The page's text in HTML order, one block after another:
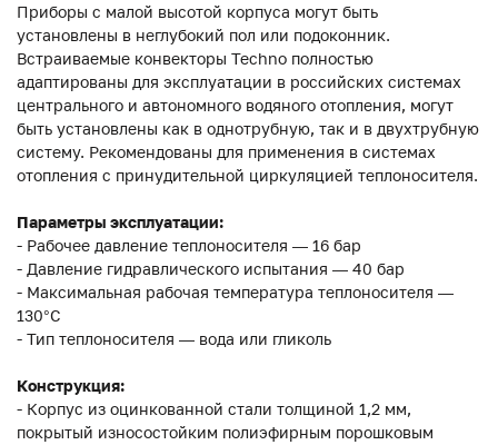
Приборы с малой высотой корпуса могут быть
установлены в неглубокий пол или подоконник.
Встраиваемые конвекторы Techno полностью
адаптированы для эксплуатации в российских системах
центрального и автономного водяного отопления, могут
быть установлены как в однотрубную, так и в двухтрубную
систему. Рекомендованы для применения в системах
отопления с принудительной циркуляцией теплоносителя.
Параметры эксплуатации:
- Рабочее давление теплоносителя — 16 бар
- Давление гидравлического испытания — 40 бар
- Максимальная рабочая температура теплоносителя —
130°С
- Тип теплоносителя — вода или гликоль
Конструкция:
- Корпус из оцинкованной стали толщиной 1,2 мм,
покрытый износостойким полиэфирным порошковым